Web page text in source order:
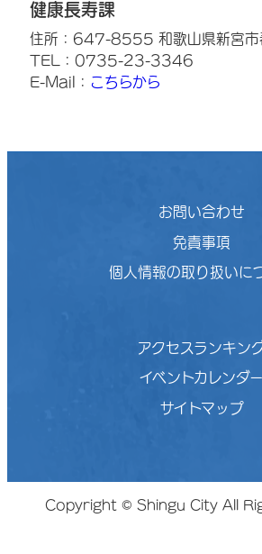
健康長寿課
住所：647-8555 和歌山県新宮市
TEL：0735-23-3346
E-Mail： こちらから
お問い合わせ
免責事項
個人情報の取り扱いに
アクセスランキン
イベントカレンダー
サイトマップ
Copyright © Shingu City All